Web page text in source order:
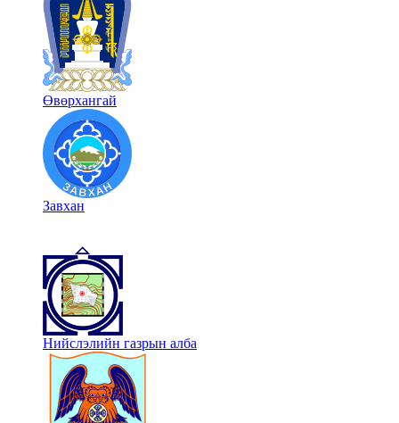
Өвөрхангай
Завхан
Нийслэлийн газрын алба